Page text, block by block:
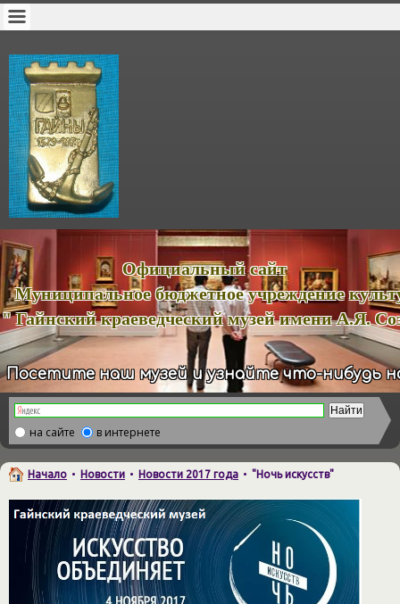
сайт
бюджетное учреждение
краеведческий музей имени А.Я.
Посетите наш музей и узнайте что-нибудь
на сайте в интернете
Начало • Новости • Новости 2017 года • "Ночь искусств"